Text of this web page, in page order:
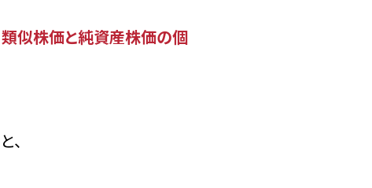
類似株価と純資産株価の個
、